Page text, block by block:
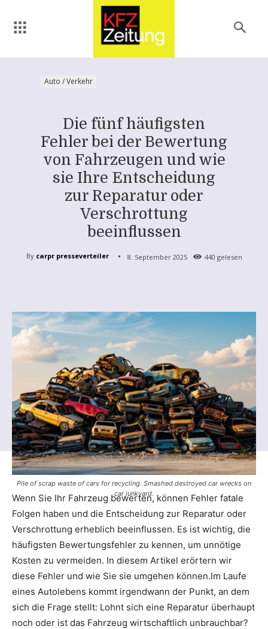
Auto / Verkehr
Die fünf häufigsten
Fehler bei der Bewertung
von Fahrzeugen und wie
sie Ihre Entscheidung
zur Reparatur oder
Verschrottung
beeinflussen
By carpr presseverteiler 8. September 2025 440 gelesen
Pile of scrap waste of cars for recycling. Smashed destroyed car wrecks on
car junkyard.
Wenn Sie Ihr Fahrzeug bewerten, können Fehler fatale
Folgen haben und die Entscheidung zur Reparatur oder
Verschrottung erheblich beeinflussen. Es ist wichtig, die
häufigsten Bewertungsfehler zu kennen, um unnötige
Kosten zu vermeiden. In diesem Artikel erörtern wir
diese Fehler und wie Sie sie umgehen können.Im Laufe
eines Autolebens kommt irgendwann der Punkt, an dem
sich die Frage stellt: Lohnt sich eine Reparatur überhaupt
noch oder ist das Fahrzeug wirtschaftlich unbrauchbar?